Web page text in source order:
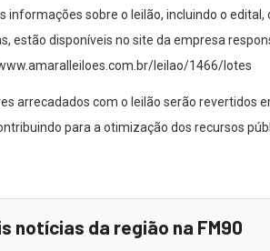
informações sobre o leilão, incluindo o
estão disponíveis no site da empresa
leilao/1466/lotes
arrecadados com o leilão serão revertidos
para a otimização dos recursos
notícias da região na FM90